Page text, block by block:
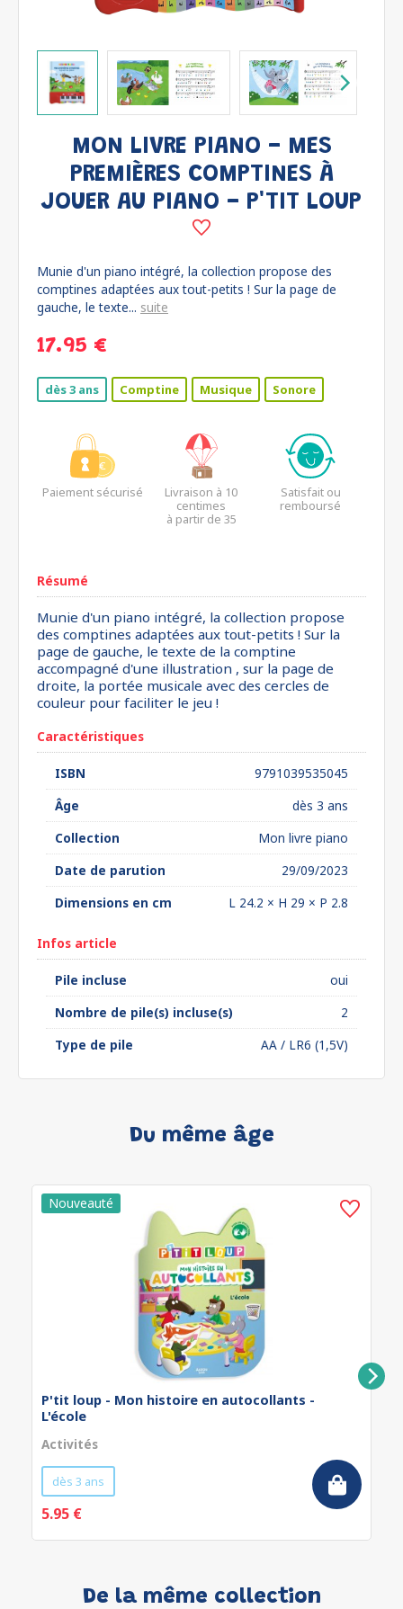
MON LIVRE PIANO - MES
PREMIÈRES COMPTINES À
JOUER AU PIANO - P'TIT LOUP
Munie d'un piano intégré, la collection propose des
comptines adaptées aux tout-petits ! Sur la page de
gauche, le texte... suite
17.95 €
dès 3 ans Comptine Musique Sonore
Paiement sécurisé
Livraison à 10
centimes
à partir de 35
Satisfait ou
remboursé
Résumé
Munie d'un piano intégré, la collection propose
des comptines adaptées aux tout-petits ! Sur la
page de gauche, le texte de la comptine
accompagné d'une illustration , sur la page de
droite, la portée musicale avec des cercles de
couleur pour faciliter le jeu !
Caractéristiques
ISBN
9791039535045
Âge
dès 3 ans
Collection
Mon livre piano
Date de parution
29/09/2023
Dimensions en cm
L 24.2 × H 29 × P 2.8
Infos article
Pile incluse
oui
Nombre de pile(s) incluse(s)
2
Type de pile
AA / LR6 (1,5V)
Du même âge
P'tit loup - Mon histoire en autocollants -
L'école
Activités
dès 3 ans
5.95 €
De la même collection